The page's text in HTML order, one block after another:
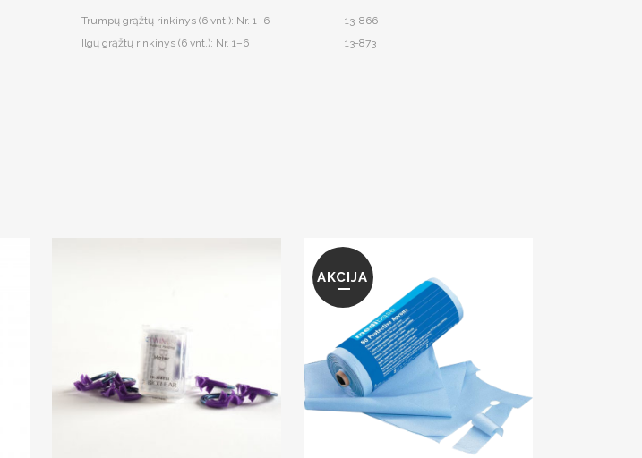
Trumpų grąžtų rinkinys (6 vnt.): Nr. 1–6
13-866
Ilgų grąžtų rinkinys (6 vnt.): Nr. 1–6
13-873
AKCIJA